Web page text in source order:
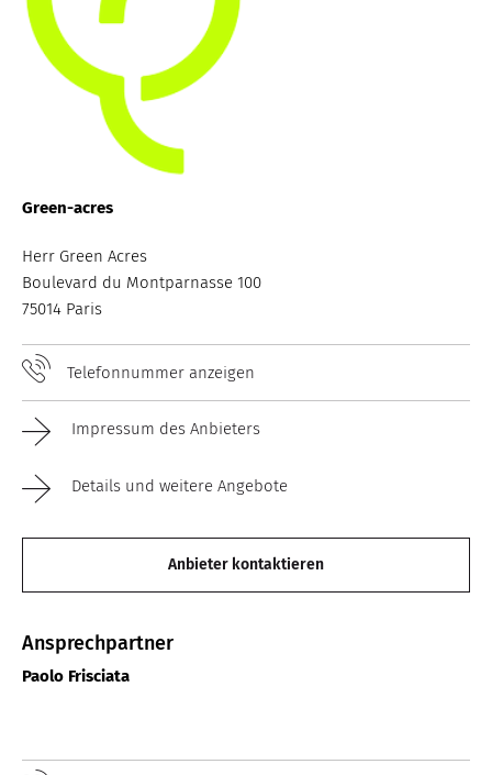
Green-acres
Herr Green Acres
Boulevard du Montparnasse 100
75014 Paris
Telefonnummer anzeigen
Impressum des Anbieters
Details und weitere Angebote
Anbieter kontaktieren
Ansprechpartner
Paolo Frisciata